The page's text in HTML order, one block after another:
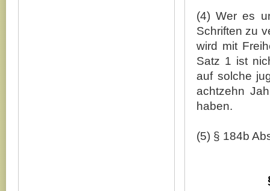
(4) Wer es
Schriften zu
wird mit
Satz 1 ist
auf solche
achtzehn
haben.
(5) § 184b